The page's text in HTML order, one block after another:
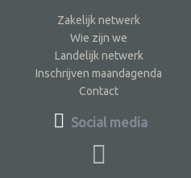
Zakelijk netwerk
Wie zijn we
Landelijk netwerk
Inschrijven maandagenda
Contact
Social media